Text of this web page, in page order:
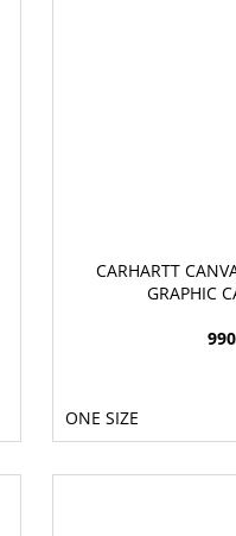
CARHARTT
GRAPHIC
ONE SIZE